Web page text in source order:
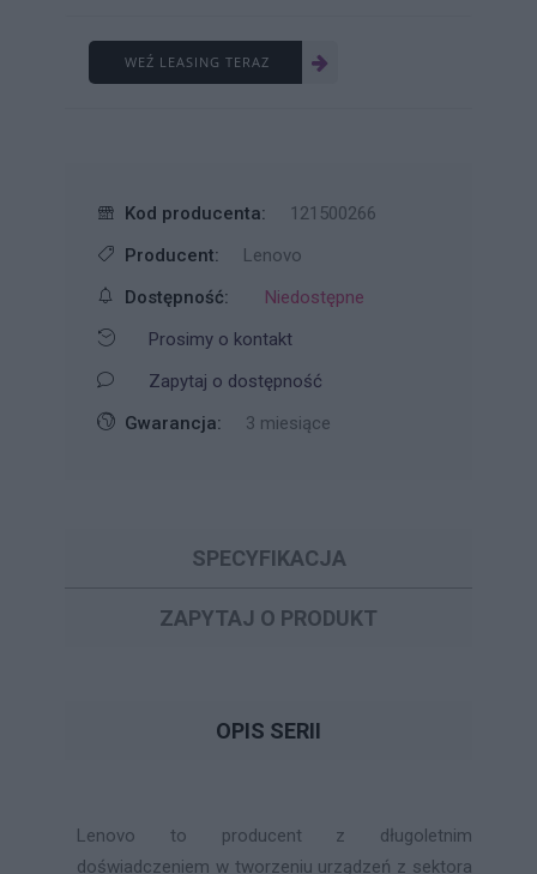
WEŹ LEASING TERAZ
Kod producenta:
121500266
Producent:
Lenovo
Dostępność:
Niedostępne
Prosimy o kontakt
Zapytaj o dostępność
Gwarancja:
3 miesiące
SPECYFIKACJA
ZAPYTAJ O PRODUKT
OPIS SERII
Lenovo to producent z długoletnim
doświadczeniem w tworzeniu urządzeń z sektora